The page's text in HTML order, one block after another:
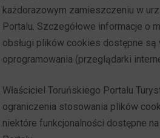
każdorazowym zamieszczeniu w
Portalu. Szczegółowe informacje o
obsługi plików cookies dostępne są
oprogramowania (przeglądarki
Właściciel Toruńskiego Portalu
ograniczenia stosowania plików
niektóre funkcjonalności dostępne